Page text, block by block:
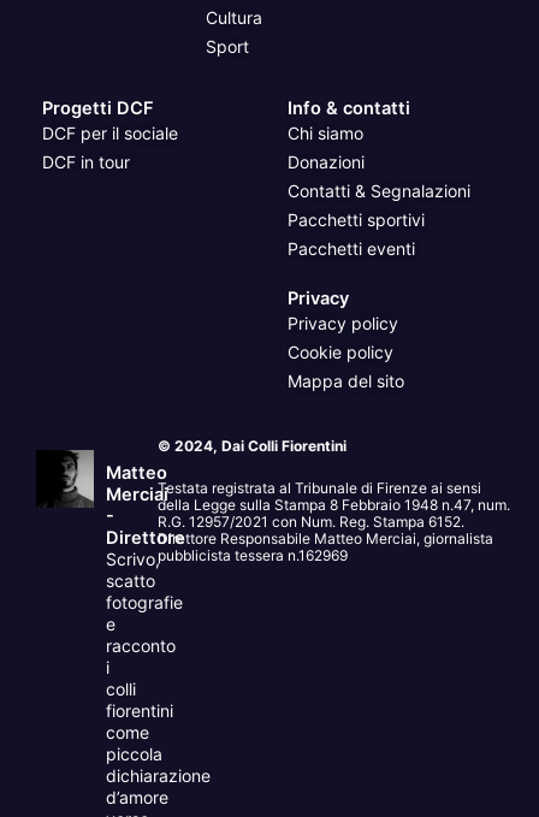
Cultura
Sport
Progetti DCF
DCF per il sociale
DCF in tour
Info & contatti
Chi siamo
Donazioni
Contatti & Segnalazioni
Pacchetti sportivi
Pacchetti eventi
Privacy
Privacy policy
Cookie policy
Mappa del sito
Matteo
Merciai
-
Direttore
Scrivo,
scatto
fotografie
e
racconto
i
colli
fiorentini
come
piccola
dichiarazione
d’amore
© 2024, Dai Colli Fiorentini
Testata registrata al Tribunale di Firenze ai sensi
della Legge sulla Stampa 8 Febbraio 1948 n.47, num.
R.G. 12957/2021 con Num. Reg. Stampa 6152.
Direttore Responsabile Matteo Merciai, giornalista
pubblicista tessera n.162969